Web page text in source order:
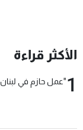
الأكثر قراءة
1"عمل حازم في